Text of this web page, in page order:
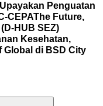
Penguatan
CEPAThe Future,
HUB SEZ)
Kesehatan,
Global di BSD City